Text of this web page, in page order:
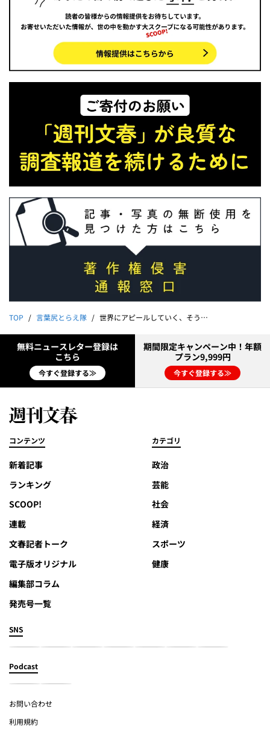
TOP 言葉尻とらえ隊 世界にアピールしていく、そういう担い手としての横綱（山内昌之）｜能町みね子
無料ニュースレター登録は
こちら
今すぐ登録する≫
期間限定キャンペーン中！年額
プラン9,999円
今すぐ登録する≫
コンテンツ
新着記事
ランキング
SCOOP!
連載
文春記者トーク
電子版オリジナル
編集部コラム
発売号一覧
カテゴリ
政治
芸能
社会
経済
スポーツ
健康
SNS
Podcast
お問い合わせ
利用規約